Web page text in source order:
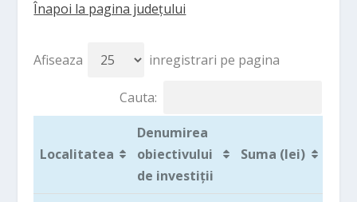
Înapoi la pagina județului
Afiseaza inregistrari pe pagina
Cauta:
Localitatea
Denumirea
obiectivului
de investiții
Suma (lei)